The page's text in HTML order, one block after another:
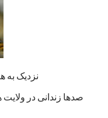
نزدیک به
صدها زندانی در